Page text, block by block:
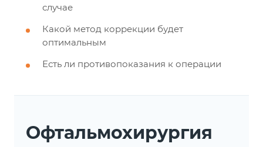
случае
Какой метод коррекции будет
оптимальным
Есть ли противопоказания к операции
Офтальмохирургия